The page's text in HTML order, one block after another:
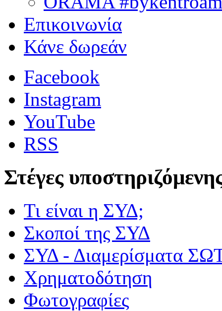
Επικοινωνία
Κάνε δωρεάν
Facebook
Instagram
YouTube
RSS
Στέγες
Τι είναι η ΣΥΔ;
Σκοποί της ΣΥΔ
ΣΥΔ - Διαμερίσματα
Χρηματοδότηση
Φωτογραφίες